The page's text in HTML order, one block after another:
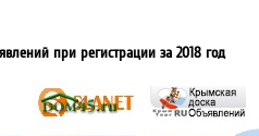
при регистрации за 2018 год